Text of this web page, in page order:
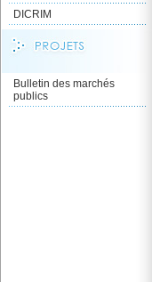
DICRIM
Bulletin des marchés
publics